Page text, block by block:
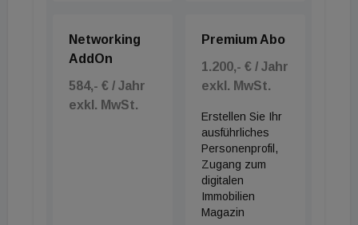
Networking
AddOn
584,- € / Jahr
exkl. MwSt.
Premium Abo
1.200,- € / Jahr
exkl. MwSt.
Erstellen Sie Ihr
ausführliches
Personenprofil,
Zugang zum
digitalen
Immobilien
Magazin